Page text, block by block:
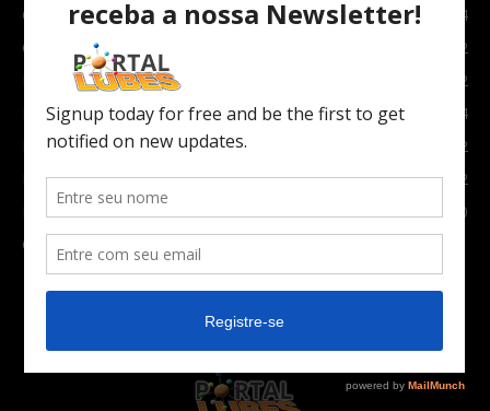
Carro e Moto
3764
Carro
2082
Notícias
1852
Indústria
1024
Moto
972
Economia
672
Newsletter
630
Carros Verdes e Novas tecnologias automotivas